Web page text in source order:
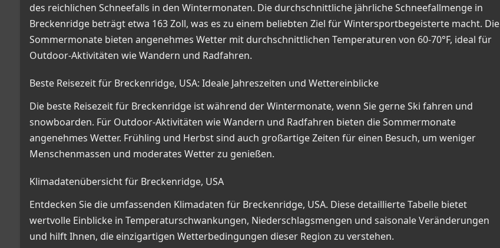
des reichlichen Schneefalls in den Wintermonaten. Die durchschnittliche jährliche Schneefallmenge in
Breckenridge beträgt etwa 163 Zoll, was es zu einem beliebten Ziel für Wintersportbegeisterte macht. Die
Sommermonate bieten angenehmes Wetter mit durchschnittlichen Temperaturen von 60-70°F, ideal für
Outdoor-Aktivitäten wie Wandern und Radfahren.
Beste Reisezeit für Breckenridge, USA: Ideale Jahreszeiten und Wettereinblicke
Die beste Reisezeit für Breckenridge ist während der Wintermonate, wenn Sie gerne Ski fahren und
snowboarden. Für Outdoor-Aktivitäten wie Wandern und Radfahren bieten die Sommermonate
angenehmes Wetter. Frühling und Herbst sind auch großartige Zeiten für einen Besuch, um weniger
Menschenmassen und moderates Wetter zu genießen.
Klimadatenübersicht für Breckenridge, USA
Entdecken Sie die umfassenden Klimadaten für Breckenridge, USA. Diese detaillierte Tabelle bietet
wertvolle Einblicke in Temperaturschwankungen, Niederschlagsmengen und saisonale Veränderungen
und hilft Ihnen, die einzigartigen Wetterbedingungen dieser Region zu verstehen.